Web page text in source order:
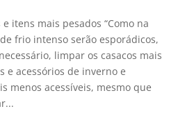
itens mais pesados “Como na
frio intenso serão esporádicos,
limpar os casacos mais
e acessórios de inverno e
menos acessíveis, mesmo que